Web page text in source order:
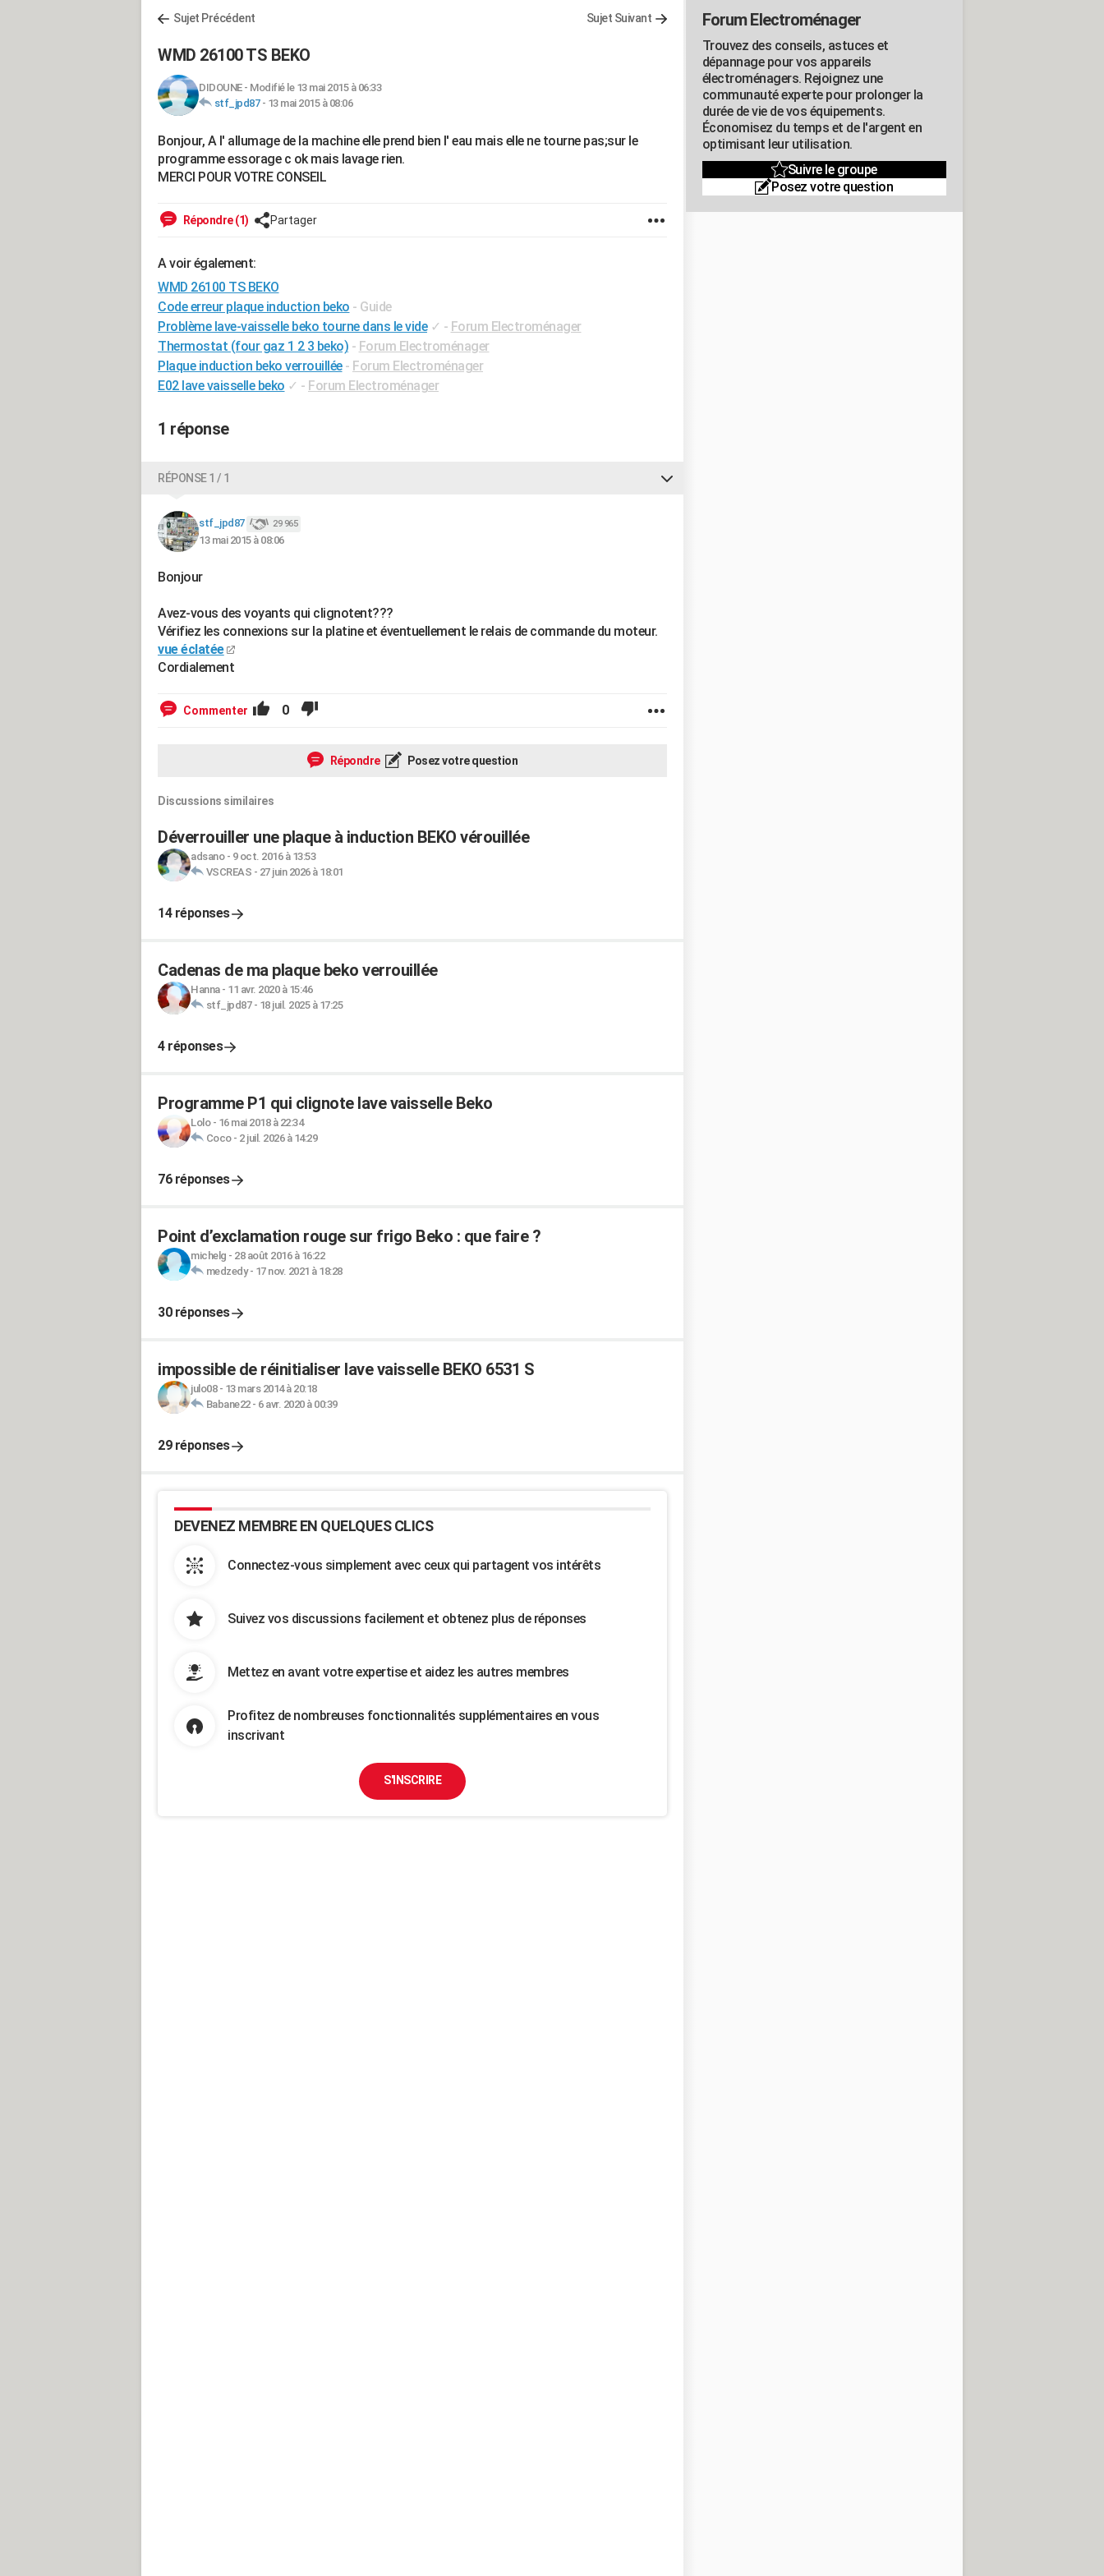
Sujet Précédent Sujet Suivant
WMD 26100 TS BEKO
DIDOUNE- Modifié le 13 mai 2015 à 06:33
stf_jpd87- 13 mai 2015 à 08:06
Bonjour, A l' allumage de la machine elle prend bien l' eau mais elle ne tourne pas;sur le
programme essorage c ok mais lavage rien.
MERCI POUR VOTRE CONSEIL
Répondre (1) Partager
A voir également:
WMD 26100 TS BEKO
Code erreur plaque induction beko - Guide
Problème lave-vaisselle beko tourne dans le vide ✓ - Forum Electroménager
Thermostat (four gaz 1 2 3 beko) - Forum Electroménager
Plaque induction beko verrouillée - Forum Electroménager
E02 lave vaisselle beko ✓ - Forum Electroménager
1 réponse
RÉPONSE 1 / 1
stf_jpd87 29 965
13 mai 2015 à 08:06
Bonjour
Avez-vous des voyants qui clignotent???
Vérifiez les connexions sur la platine et éventuellement le relais de commande du moteur.
vue éclatée
Cordialement
Commenter 0
Répondre Posez votre question
Discussions similaires
Déverrouiller une plaque à induction BEKO vérouillée
adsano- 9 oct. 2016 à 13:53
VSCREAS - 27 juin 2026 à 18:01
14 réponses
Cadenas de ma plaque beko verrouillée
Hanna- 11 avr. 2020 à 15:46
stf_jpd87- 18 juil. 2025 à 17:25
4 réponses
Programme P1 qui clignote lave vaisselle Beko
Lolo- 16 mai 2018 à 22:34
Coco- 2 juil. 2026 à 14:29
76 réponses
Point d’exclamation rouge sur frigo Beko : que faire ?
michelg - 28 août 2016 à 16:22
medzedy- 17 nov. 2021 à 18:28
30 réponses
impossible de réinitialiser lave vaisselle BEKO 6531 S
julo08- 13 mars 2014 à 20:18
Babane22- 6 avr. 2020 à 00:39
29 réponses
DEVENEZ MEMBRE EN QUELQUES CLICS
Connectez-vous simplement avec ceux qui partagent vos intérêts
Suivez vos discussions facilement et obtenez plus de réponses
Mettez en avant votre expertise et aidez les autres membres
Profitez de nombreuses fonctionnalités supplémentaires en vous
inscrivant
S'INSCRIRE
Forum Electroménager
Trouvez des conseils, astuces et
dépannage pour vos appareils
électroménagers. Rejoignez une
communauté experte pour prolonger la
durée de vie de vos équipements.
Économisez du temps et de l'argent en
optimisant leur utilisation.
Suivre le groupe
Posez votre question